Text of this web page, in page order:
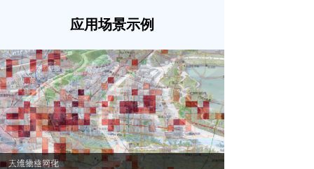
应用场景示例
人流量格网化
三维物业管理